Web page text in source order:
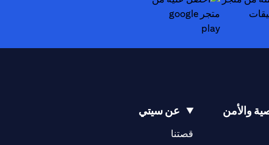
والأمن عن سيتي
قصتنا
(opens in a new tab)